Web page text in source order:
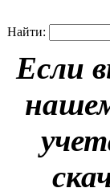
Найти:
Если